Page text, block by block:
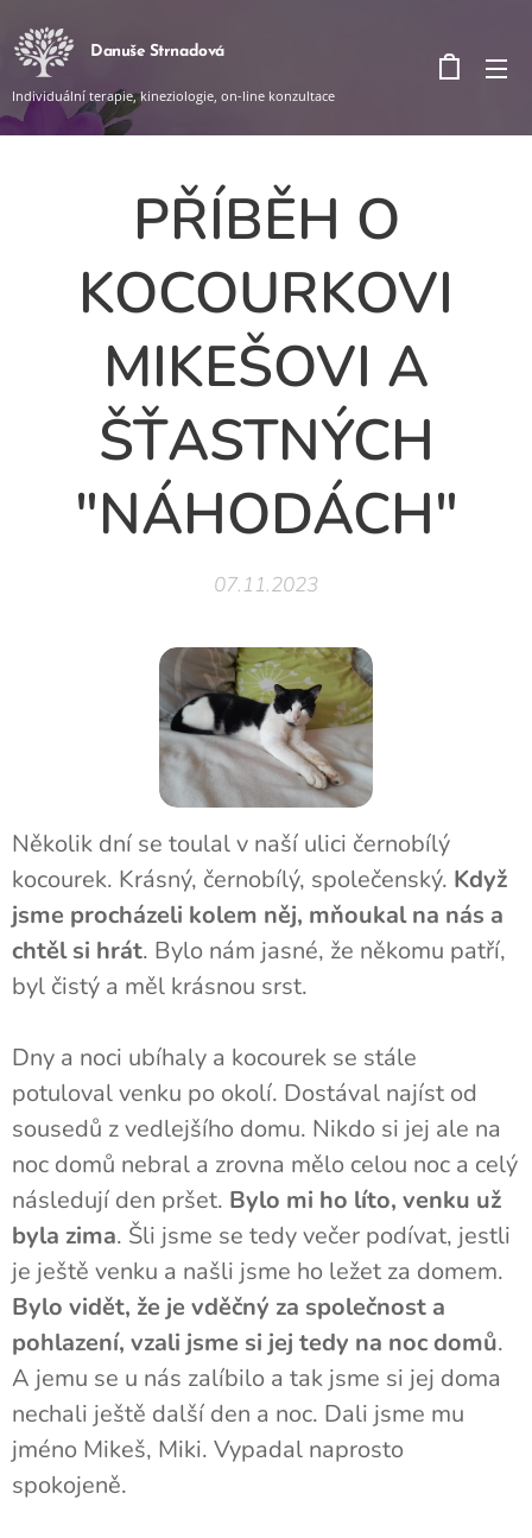
Danuše Strnadová
Individuální terapie, kineziologie, on-line konzultace
PŘÍBĚH O
KOCOURKOVI
MIKEŠOVI A
ŠŤASTNÝCH
"NÁHODÁCH"
07.11.2023
Několik dní se toulal v naší ulici černobílý
kocourek. Krásný, černobílý, společenský. Když
jsme procházeli kolem něj, mňoukal na nás a
chtěl si hrát. Bylo nám jasné, že někomu patří,
byl čistý a měl krásnou srst.
Dny a noci ubíhaly a kocourek se stále
potuloval venku po okolí. Dostával najíst od
sousedů z vedlejšího domu. Nikdo si jej ale na
noc domů nebral a zrovna mělo celou noc a celý
následují den pršet. Bylo mi ho líto, venku už
byla zima. Šli jsme se tedy večer podívat, jestli
je ještě venku a našli jsme ho ležet za domem.
Bylo vidět, že je vděčný za společnost a
pohlazení, vzali jsme si jej tedy na noc domů.
A jemu se u nás zalíbilo a tak jsme si jej doma
nechali ještě další den a noc. Dali jsme mu
jméno Mikeš, Miki. Vypadal naprosto
spokojeně.